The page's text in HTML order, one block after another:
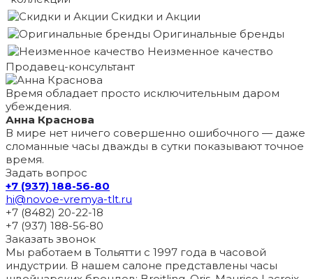
Скидки и Акции
Оригинальные бренды
Неизменное качество
Продавец-консультант
Время обладает просто исключительным даром
убеждения.
Анна Краснова
В мире нет ничего совершенно ошибочного — даже
сломанные часы дважды в сутки показывают точное
время.
Задать вопрос
+7 (937) 188-56-80
hi@novoe-vremya-tlt.ru
+7 (8482) 20-22-18
+7 (937) 188-56-80
Заказать звонок
Мы работаем в Тольятти с 1997 года в часовой
индустрии. В нашем салоне представлены часы